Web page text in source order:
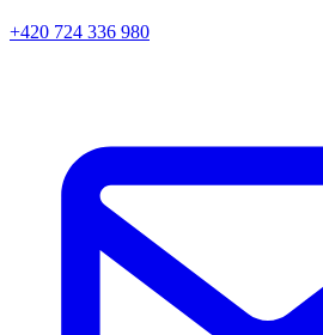
+420 724 336 980